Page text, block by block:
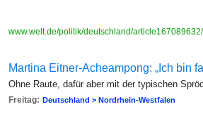
www.welt.de/politik/deutschland/
Martina Eitner-Acheampong: „Ich bin
Ohne Raute, dafür aber mit der typischen
Freitag: Deutschland > Nordrhein-Westfalen